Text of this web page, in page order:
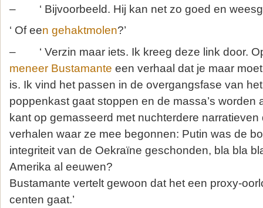
– ‘ Bijvoorbeeld. Hij kan net zo goed en
‘ Of een gehaktmolen?’
– ‘ Verzin maar iets. Ik kreeg deze link door.
meneer Bustamante een verhaal dat je maar
is. Ik vind het passen in de overgangsfase van
poppenkast gaat stoppen en de massa’s worden
kant op gemasseerd met nuchterdere
verhalen waar ze mee begonnen: Putin was de
integriteit van de Oekraïne geschonden, bla bla
Amerika al eeuwen?
Bustamante vertelt gewoon dat het een proxy-
centen gaat.’